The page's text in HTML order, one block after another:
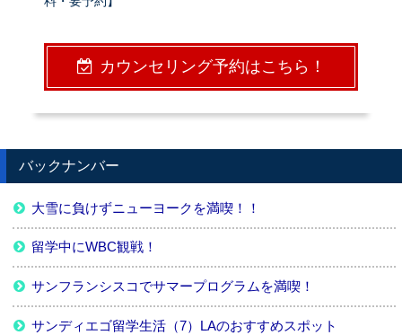
カウンセリング予約はこちら！
バックナンバー
大雪に負けずニューヨークを満喫！！
留学中にWBC観戦！
サンフランシスコでサマープログラムを満喫！
サンディエゴ留学生活（7）LAのおすすめスポット